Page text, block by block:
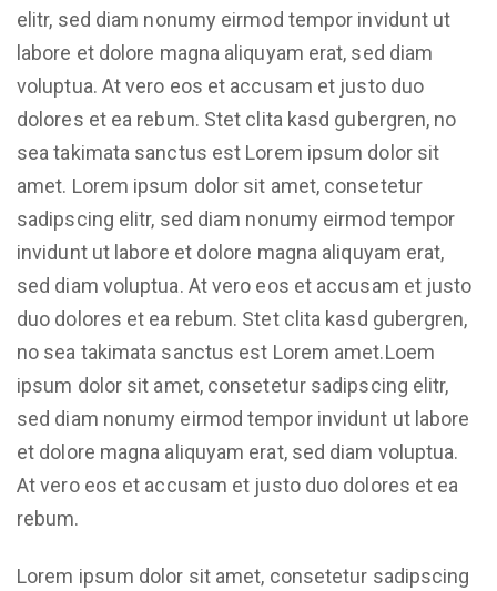
elitr, sed diam nonumy eirmod tempor invidunt ut
labore et dolore magna aliquyam erat, sed diam
voluptua. At vero eos et accusam et justo duo
dolores et ea rebum. Stet clita kasd gubergren, no
sea takimata sanctus est Lorem ipsum dolor sit
amet. Lorem ipsum dolor sit amet, consetetur
sadipscing elitr, sed diam nonumy eirmod tempor
invidunt ut labore et dolore magna aliquyam erat,
sed diam voluptua. At vero eos et accusam et justo
duo dolores et ea rebum. Stet clita kasd gubergren,
no sea takimata sanctus est Lorem amet.Loem
ipsum dolor sit amet, consetetur sadipscing elitr,
sed diam nonumy eirmod tempor invidunt ut labore
et dolore magna aliquyam erat, sed diam voluptua.
At vero eos et accusam et justo duo dolores et ea
rebum.
Lorem ipsum dolor sit amet, consetetur sadipscing